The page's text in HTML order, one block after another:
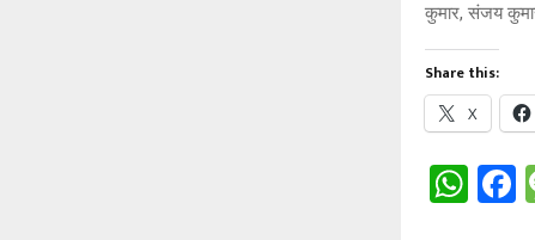
कुमार, संजय
Share this:
X
W